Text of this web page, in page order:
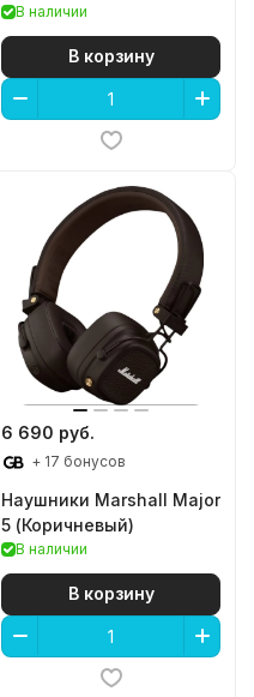
В наличии
В корзину
6 690 руб.
+ 17 бонусов
Наушники Marshall Major
5 (Коричневый)
В наличии
В корзину